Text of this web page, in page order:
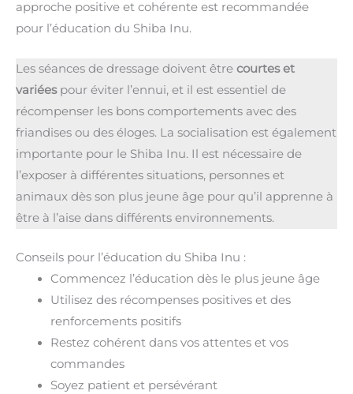
approche positive et cohérente est recommandée
pour l’éducation du Shiba Inu.
Les séances de dressage doivent être courtes et
variéespour éviter l’ennui, et il est essentiel de
récompenser les bons comportements avec des
friandises ou des éloges. La socialisation est également
importante pour le Shiba Inu. Il est nécessaire de
l’exposer à différentes situations, personnes et
animaux dès son plus jeune âge pour qu’il apprenne à
être à l’aise dans différents environnements.
Conseils pour l’éducation du Shiba Inu :
Commencez l’éducation dès le plus jeune âge
Utilisez des récompenses positives et des
renforcements positifs
Restez cohérent dans vos attentes et vos
commandes
Soyez patient et persévérant